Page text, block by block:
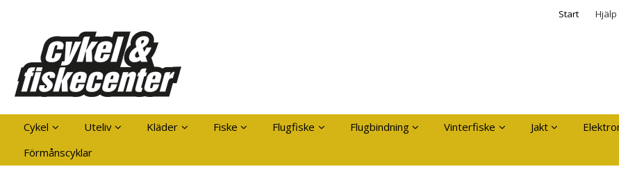
Start Hjälp
Säkerhet &
Kom ihåg mig
Cykel Uteliv Kläder Fiske Flugfiske Flugbindning Vinterfiske Jakt
Förmånscyklar